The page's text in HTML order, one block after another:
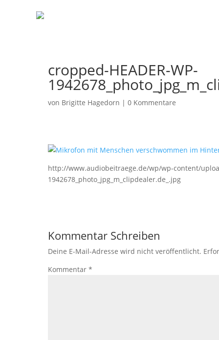
cropped-HEADER-WP-
von Brigitte Hagedorn | 0 Kommentare
http://www.audiobeitraege.de/wp/wp-content/
1942678_photo_jpg_m_clipdealer.de_.jpg
Kommentar Schreiben
Deine E-Mail-Adresse wird nicht veröffentlicht.
Kommentar *